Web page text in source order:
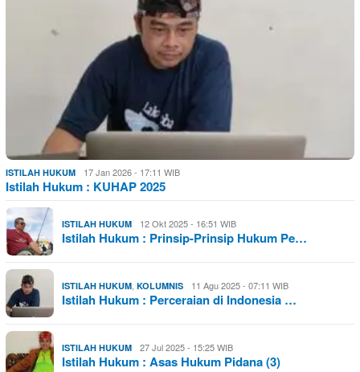
ISTILAH HUKUM 17 Jan 2026 - 17:11 WIB
Istilah Hukum : KUHAP 2025
ISTILAH HUKUM 12 Okt 2025 - 16:51 WIB
Istilah Hukum : Prinsip-Prinsip Hukum Pe…
ISTILAH HUKUM, KOLUMNIS 11 Agu 2025 - 07:11 WIB
Istilah Hukum : Perceraian di Indonesia …
ISTILAH HUKUM 27 Jul 2025 - 15:25 WIB
Istilah Hukum : Asas Hukum Pidana (3)